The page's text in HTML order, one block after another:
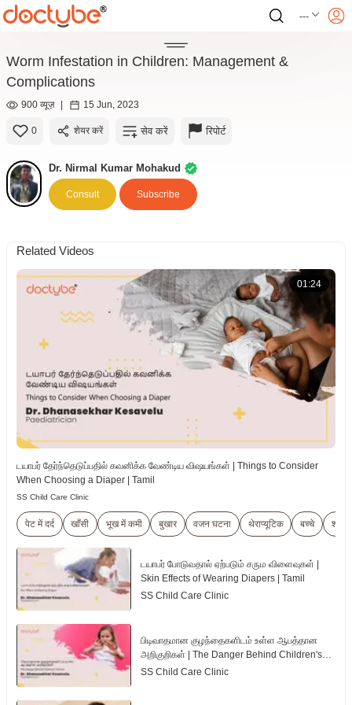
---
Worm Infestation in Children: Management &
Complications
900 व्यूज़ | 15 Jun, 2023
0 शेयर करें सेव करें रिपोर्ट
Dr. Nirmal Kumar Mohakud
Consult Subscribe
Related Videos
01:24
டயாபர் தேர்ந்தெடுப்பதில் கவனிக்க வேண்டிய விஷயங்கள் | Things to Consider
When Choosing a Diaper | Tamil
SS Child Care Clinic
पेट में दर्द खाँसी भूख में कमी बुखार वजन घटना थेराप्यूटिक बच्चे
டயாபர் போடுவதால் ஏற்படும் சரும விளைவுகள் |
Skin Effects of Wearing Diapers | Tamil
SS Child Care Clinic
பிடிவாதமான குழந்தைகளிடம் உள்ள ஆபத்தான
அறிகுறிகள் | The Danger Behind Children's
Tantrum | Tamil
SS Child Care Clinic